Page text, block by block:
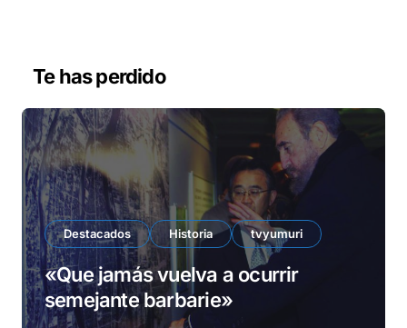
e
o
Te has perdido
Destacados Historia tvyumuri
«Que jamás vuelva a ocurrir
semejante barbarie»